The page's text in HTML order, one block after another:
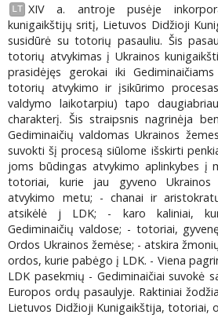
LT XIV a. antroje pusėje
kunigaikštijų sritį, Lietuvos Didžioji
susidūrė su totorių pasauliu. Šis
totorių atvykimas į Ukrainos
prasidėjęs gerokai iki
totorių atvykimo ir įsikūrimo
valdymo laikotarpiu) tapo
charakterį. Šis straipsnis nagrinėja
Gediminaičių valdomas Ukrainos
suvokti šį procesą siūlome išskirti
joms būdingas atvykimo aplinkybes į
totoriai, kurie jau gyveno Ukrainos
atvykimo metu; - chanai ir
atsikėlė j LDK; - karo kaliniai,
Gediminaičių valdose; - totoriai,
Ordos Ukrainos žemėse; - atskira
ordos, kurie pabėgo į LDK. - Viena
LDK pasekmių - Gediminaičiai suvokė
Europos ordų pasaulyje. Raktiniai
Lietuvos Didžioji Kunigaikštija, totoriai,